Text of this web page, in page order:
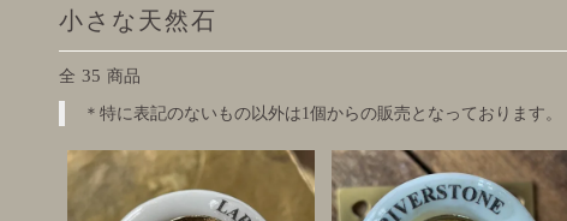
小さな天然石
全 35 商品
＊特に表記のないもの以外は1個からの販売となっております。